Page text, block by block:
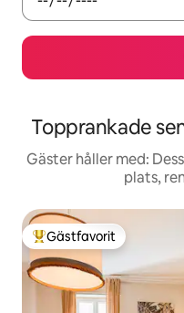
Topprankade
Gäster håller med:
plats,
Populär gästfavorit
Gästfavorit